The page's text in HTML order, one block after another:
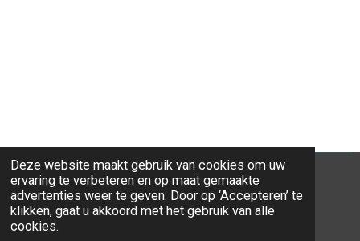
Deze website maakt gebruik van cookies om uw
ervaring te verbeteren en op maat gemaakte
advertenties weer te geven. Door op ‘Accepteren’ te
klikken, gaat u akkoord met het gebruik van alle
cookies.
© 2026 Ravi-Stones